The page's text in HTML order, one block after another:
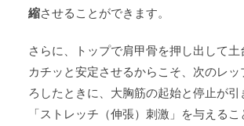
縮させることができます。
さらに、トップで肩甲骨を押し出して
カチッと安定させるからこそ、次のレ
ろしたときに、大胸筋の起始と停止が引
「ストレッチ（伸張）刺激」を与える